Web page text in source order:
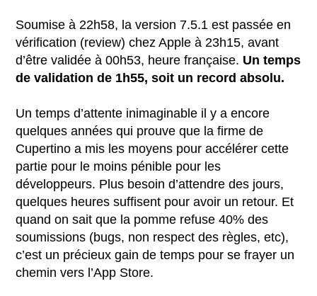
Soumise à 22h58, la version 7.5.1 est passée en
vérification (review) chez Apple à 23h15, avant
d’être validée à 00h53, heure française. Un temps
de validation de 1h55, soit un record absolu.
Un temps d’attente inimaginable il y a encore
quelques années qui prouve que la firme de
Cupertino a mis les moyens pour accélérer cette
partie pour le moins pénible pour les
développeurs. Plus besoin d’attendre des jours,
quelques heures suffisent pour avoir un retour. Et
quand on sait que la pomme refuse 40% des
soumissions (bugs, non respect des règles, etc),
c’est un précieux gain de temps pour se frayer un
chemin vers l’App Store.